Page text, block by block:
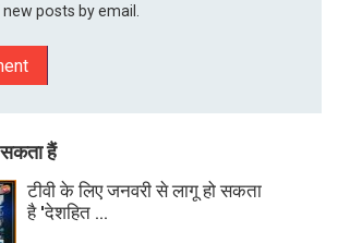
posts by email.
हैं
टीवी के लिए जनवरी से लागू हो सकता
है 'देशहित ...